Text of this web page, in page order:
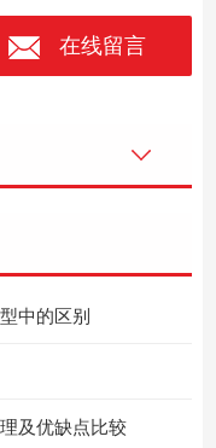
在线留言
中的区别
及优缺点比较